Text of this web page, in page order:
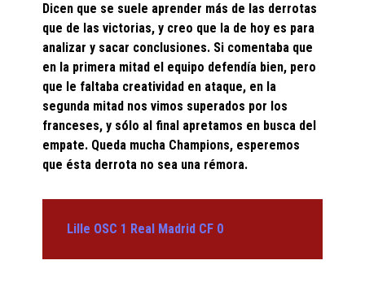
Dicen que se suele aprender más de las derrotas
que de las victorias, y creo que la de hoy es para
analizar y sacar conclusiones. Si comentaba que
en la primera mitad el equipo defendía bien, pero
que le faltaba creatividad en ataque, en la
segunda mitad nos vimos superados por los
franceses, y sólo al final apretamos en busca del
empate. Queda mucha Champions, esperemos
que ésta derrota no sea una rémora.
Lille OSC 1 Real Madrid CF 0